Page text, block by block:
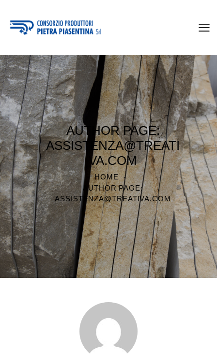
AUTHOR PAGE:
ASSISTENZA@TREATI
VA.COM
HOME
AUTHOR PAGE:
ASSISTENZA@TREATIVA.COM